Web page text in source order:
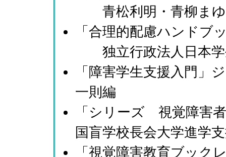
青松利明・青柳まゆ
「合理的配慮ハンドブ
独立行政法人日本学
「障害学生支援入門
一則編
「シリーズ 視覚障害
国盲学校長会大学進学
「視覚障害教育ブック